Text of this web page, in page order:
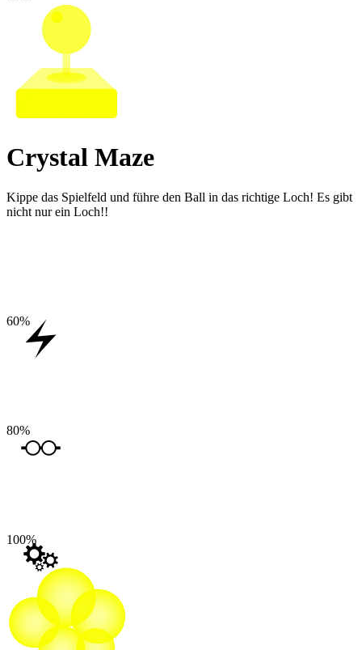
Crystal Maze
Kippe das Spielfeld und führe den Ball in das richtige Loch! Es gibt
nicht nur ein Loch!!
60%
80%
100%